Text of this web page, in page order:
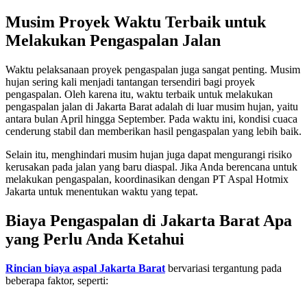
Musim Proyek Waktu Terbaik untuk
Melakukan Pengaspalan Jalan
Waktu pelaksanaan proyek pengaspalan juga sangat penting. Musim
hujan sering kali menjadi tantangan tersendiri bagi proyek
pengaspalan. Oleh karena itu, waktu terbaik untuk melakukan
pengaspalan jalan di Jakarta Barat adalah di luar musim hujan, yaitu
antara bulan April hingga September. Pada waktu ini, kondisi cuaca
cenderung stabil dan memberikan hasil pengaspalan yang lebih baik.
Selain itu, menghindari musim hujan juga dapat mengurangi risiko
kerusakan pada jalan yang baru diaspal. Jika Anda berencana untuk
melakukan pengaspalan, koordinasikan dengan PT Aspal Hotmix
Jakarta untuk menentukan waktu yang tepat.
Biaya Pengaspalan di Jakarta Barat Apa
yang Perlu Anda Ketahui
Rincian biaya aspal Jakarta Barat bervariasi tergantung pada
beberapa faktor, seperti: